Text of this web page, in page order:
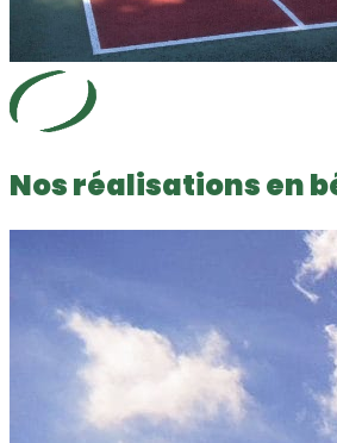
Nos réalisations en